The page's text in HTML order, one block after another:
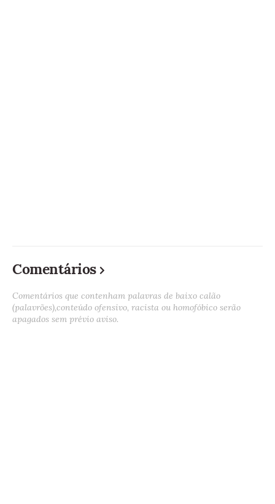
Comentários
Comentários que contenham palavras de baixo calão
(palavrões),conteúdo ofensivo, racista ou homofóbico serão
apagados sem prévio aviso.